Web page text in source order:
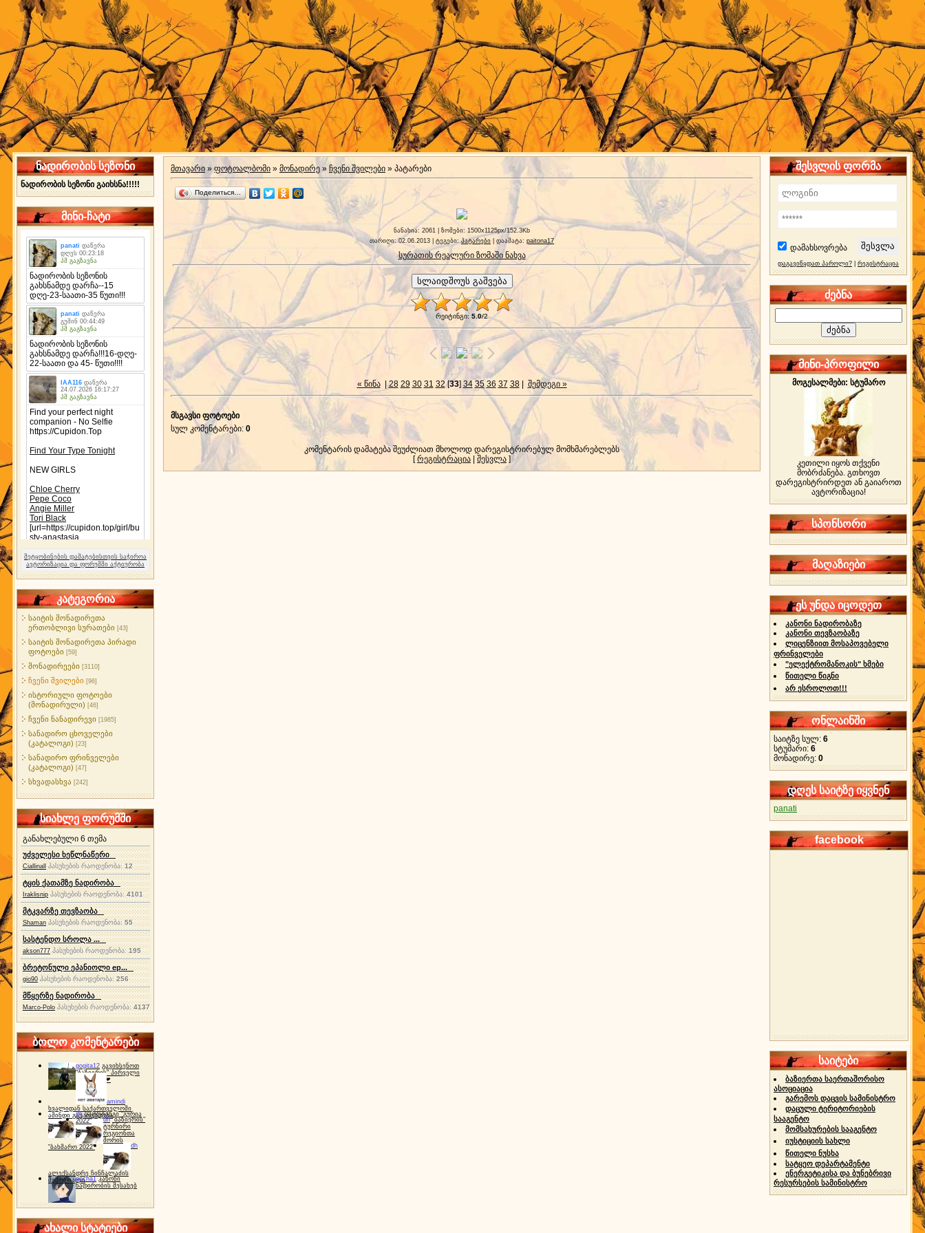
ნადირობის სეზონი
ნადირობის სეზონი გაიხსნა!!!!!
მინი-ჩატი
შეტყობინების დამატებისთვის საჭიროა
ავტორიზაცია და ფორუმში აქტიურობა
კატეგორია
საიტის მონადირეთა
ერთობლივი სურათები [43]
საიტის მონადირეთა პირადი
ფოტოები [59]
მონადირეები [3110]
ჩვენი შვილები [96]
ისტორიული ფოტოები
(მონადირული) [46]
ჩვენი ნანადირევი [1985]
სანადირო ცხოველები
(კატალოგი) [23]
სანადირო ფრინველები
(კატალოგი) [47]
სხვადასხვა [242]
სიახლე ფორუმში
განახლებული 6 თემა
უძველესი ხეწლნაწერი
Ciallinall პასუხების რაოდენობა:12
ტყის ქათამზე ნადირობა
Iraklisnip პასუხების რაოდენობა: 4101
მტკვარზე თევზაობა
Shaman პასუხების რაოდენობა:55
სასტენდო სროლა ...
akson777 პასუხების რაოდენობა:195
ბრეტონული ეპანიოლი ep...
gio90 პასუხების რაოდენობა:256
მწყერზე ნადირობა
Marco-Polo პასუხების რაოდენობა:4137
ბოლო კომენტარები
gogita12 გავიხსენოთ
"ბაზიერის" პირველი
ტურნირი ❤
amindi
ხვალიდან საქართველოში
ამინდი გაუარესდება
dh სპორტინგი "გურია
2022"
dh "ბაზიერის"
ტურნირი
რეგიონთა
შორის
"ბახმარო 2022"
dh
ალექსანდრე ჩინჩალაძის
მემორიალიgocha1 კანონი
ნადირობის შესახებ
ახალი სტატიები
მთავარი » ფოტოალბომი » მონადირე » ჩვენი შვილები » პატარები
Поделиться…
ნანახია: 2061 | ზომები: 1500x1125px/152.3Kb
თარიღი: 02.06.2013 | ტეგები:პატარები დაამატა: paitona17
სურათის რეალური ზომაში ნახვა
რეიტინგი: 5.0/2
« წინა|28 29 30 31 32[33] 34 35 36 37 38| შემდეგი »
მსგავსი ფოტოები
სულ კომენტარები: 0
კომენტარის დამატება შეუძლიათ მხოლოდ დარეგისტრირებულ მომხმარებლებს
[რეგისტრაცია შესვლა ]
შესვლის ფორმა
დამახსოვრება
დაგავიწყდათ პაროლი? რეგისტრაცია
ძებნა
მინი-პროფილი
მოგესალმები: სტუმარო
კეთილი იყოს თქვენი
მობრძანება. გთხოვთ
დარეგისტრირდეთ ან გაიაროთ
ავტორიზაცია!
სპონსორი
მაღაზიები
ეს უნდა იცოდეთ
კანონი ნადირობაზე
კანონი თევზაობაზე
ლიცენზიით მოსაპოვებელი
ფრინველები
"ელექტრომანოკის" ხმები
წითელი წიგნი
არ ესროლოთ!!!
ონლაინში
საიტზე სულ: 6
სტუმარი: 6
მონადირე: 0
დღეს საიტზე იყვნენ
panati
facebook
საიტები
ბაზიერთა საერთაშორისო
ასოციაცია
გარემოს დაცვის სამინისტრო
დაცული ტერიტორიების
სააგენტო
მომსახურების სააგენტო
იუსტიციის სახლი
წითელი ნუსხა
სატყეო დეპარტამენტი
ენერგეტიკისა და ბუნებრივი
რესურსების სამინისტრო